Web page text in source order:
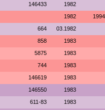
146433 1982
1982 1994
664 03.1982
858 1983
5875 1983
744 1983
146619 1983
146550 1983
611-83 1983